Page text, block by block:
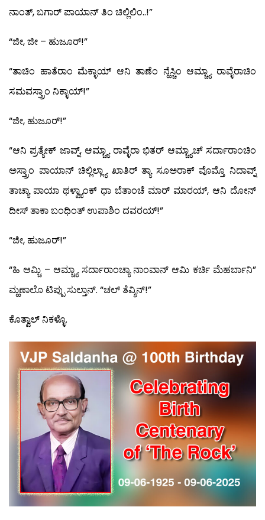
ನಾಂತ್, ಬಗಾರ್ ಪಾಯಾನ್ ತಿಂ ಚಿಲ್ಲಿಲಿಂ..!”
“ಜೀ, ಜೀ – ಹುಜೂರ್!”
“ತಾಚಿಂ ಹಾತೆರಾಂ ಮೆಕ್ಳಾಯ್ ಆನಿ ತಾಣೆಂ ನ್ಹೆಸ್ಚಿಂ ಆಮ್ಚ್ಯಾ ರಾವ್ಳೆರಾಚಿಂ
ಸಮವಸ್ತ್ರಾಂ ನಿಕ್ಳಾಯ್!”
“ಜೀ, ಹುಜೂರ್!”
“ಆನಿ ಪ್ರತ್ಯೇಕ್ ಜಾವ್ನ್, ಆಮ್ಚ್ಯಾ ರಾವ್ಳೆರಾ ಭಿತರ್ ಆಮ್ಚ್ಯಾಚ್ ಸರ್ದಾರಾಂಚಿಂ
ಅಸ್ತ್ರಾಂ ಪಾಯಾನ್ ಚಿಲ್ಲಿಲ್ಲ್ಯಾ ಖಾತಿರ್ ತ್ಯಾ ಸೂಅರಾಕ್ ವೊಮ್ತೊ ನಿದಾವ್ನ್
ತಾಚ್ಯಾ ಪಾಯಾ ಥಳ್ವ್ಯಾಂಕ್ ಧಾ ಬೆತಾಂಚೆ ಮಾರ್ ಮಾರಯ್, ಆನಿ ದೋನ್
ದೀಸ್ ತಾಕಾ ಬಂಧಿಂತ್ ಉಪಾಶಿಂ ದವರಯ್!”
“ಜೀ, ಹುಜೂರ್!”
“ಹಿ ಆಮ್ಚಿ – ಆಮ್ಚ್ಯಾ ಸರ್ದಾರಾಂಚ್ಯಾ ನಾಂವಾನ್ ಆಮಿ ಕರ್ಚಿ ಮೆಹರ್ಬಾನಿ”
ಮ್ಹಣಾಲೊ ಟಿಪ್ಪು ಸುಲ್ತಾನ್. “ಚಲ್ ತೆವ್ಶಿನ್!”
ಕೊತ್ವಾಲ್ ನಿಕಳ್ಳೊ.